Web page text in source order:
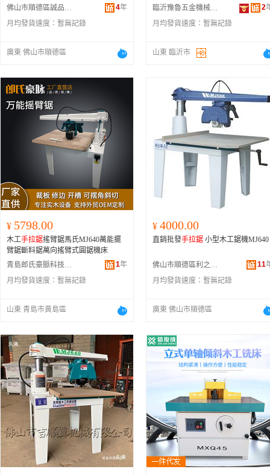
佛山市順德區誠品誠木工機械廠
4年
月均發貨速度： 暫無記錄
廣東 佛山市順德區
臨沂豫魯五金機械有限公司
2
月均發貨速度： 暫無記錄
山東 臨沂市
¥ 5798.00
木工手拉鋸搖臂鋸馬氏MJ640萬能擺
臂鋸斷料鋸萬向搖臂式圓鋸機床
青島郎氏豪脈科技有限公司
1年
月均發貨速度： 暫無記錄
山東 青島市黃島區
¥ 4000.00
直銷批發手拉鋸 小型木工鋸機MJ640
佛山市順德區利之洋機械有限公司 11
月均發貨速度： 暫無記錄
廣東 佛山市順德區